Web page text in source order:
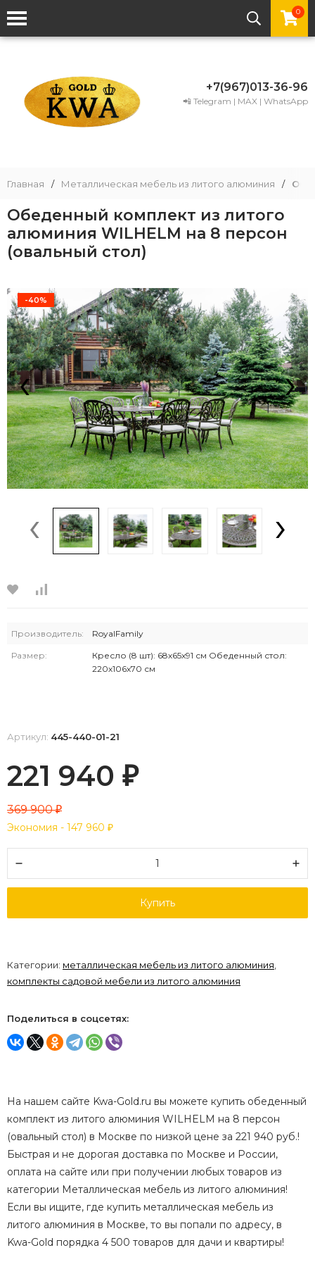
0
+7(967)013-36-96
📲 Telegram | MAX | WhatsApp
Главная / Металлическая мебель из литого алюминия /
Обеденный комплект из литого
алюминия WILHELM на 8 персон
(овальный стол)
-40%
‹ ›
‹ ›
Производитель: RoyalFamily
Размер:
Кресло (8 шт): 68х65х91 см Обеденный стол:
220х106х70 см
Артикул: 445-440-01-21
221 940 ₽
369 900₽
Экономия - 147 960 ₽
Купить
Категории: металлическая мебель из литого алюминия,
комплекты садовой мебели из литого алюминия
Поделиться в соцсетях:
На нашем сайте Kwa-Gold.ru вы можете купить обеденный
комплект из литого алюминия WILHELM на 8 персон
(овальный стол) в Москве по низкой цене за 221 940 руб.!
Быстрая и не дорогая доставка по Москве и России,
оплата на сайте или при получении любых товаров из
категории Металлическая мебель из литого алюминия!
Если вы ищите, где купить металлическая мебель из
литого алюминия в Москве, то вы попали по адресу, в
Kwa-Gold порядка 4 500 товаров для дачи и квартиры!